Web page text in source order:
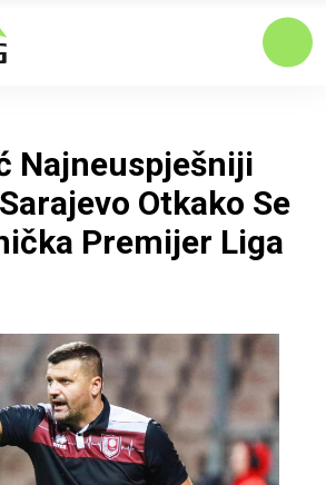
Najneuspješniji
Otkako Se
Premijer Liga